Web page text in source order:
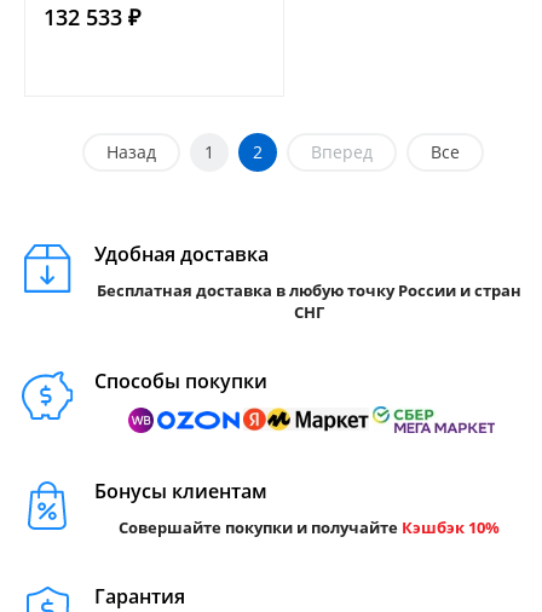
132 533 ₽
Назад 1 2 Вперед Все
Удобная доставка
Бесплатная доставка в любую точку России и стран
СНГ
Способы покупки
Бонусы клиентам
Совершайте покупки и получайте Кэшбэк 10%
Гарантия